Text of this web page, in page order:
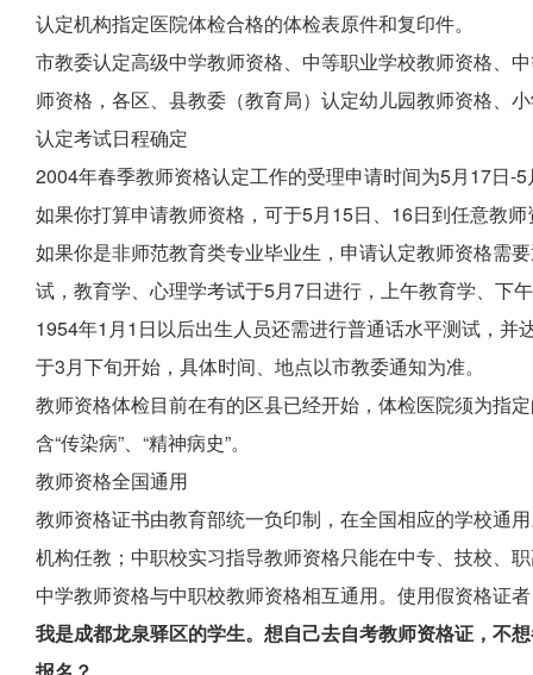
认定机构指定医院体检合格的体检表原件和复印件。
市教委认定高级中学教师资格、中等职业学校教师资格、
师资格，各区、县教委（教育局）认定幼儿园教师资格、
认定考试日程确定
2004年春季教师资格认定工作的受理申请时间为5月17日-
如果你打算申请教师资格，可于5月15日、16日到任意教
如果你是非师范教育类专业毕业生，申请认定教师资格需
试，教育学、心理学考试于5月7日进行，上午教育学、下
1954年1月1日以后出生人员还需进行普通话水平测试，并
于3月下旬开始，具体时间、地点以市教委通知为准。
教师资格体检目前在有的区县已经开始，体检医院须为指
含“传染病”、“精神病史”。
教师资格全国通用
教师资格证书由教育部统一负印制，在全国相应的学校通
机构任教；中职校实习指导教师资格只能在中专、技校、
中学教师资格与中职校教师资格相互通用。使用假资格证
我是成都龙泉驿区的学生。想自己去自考教师资格证，不